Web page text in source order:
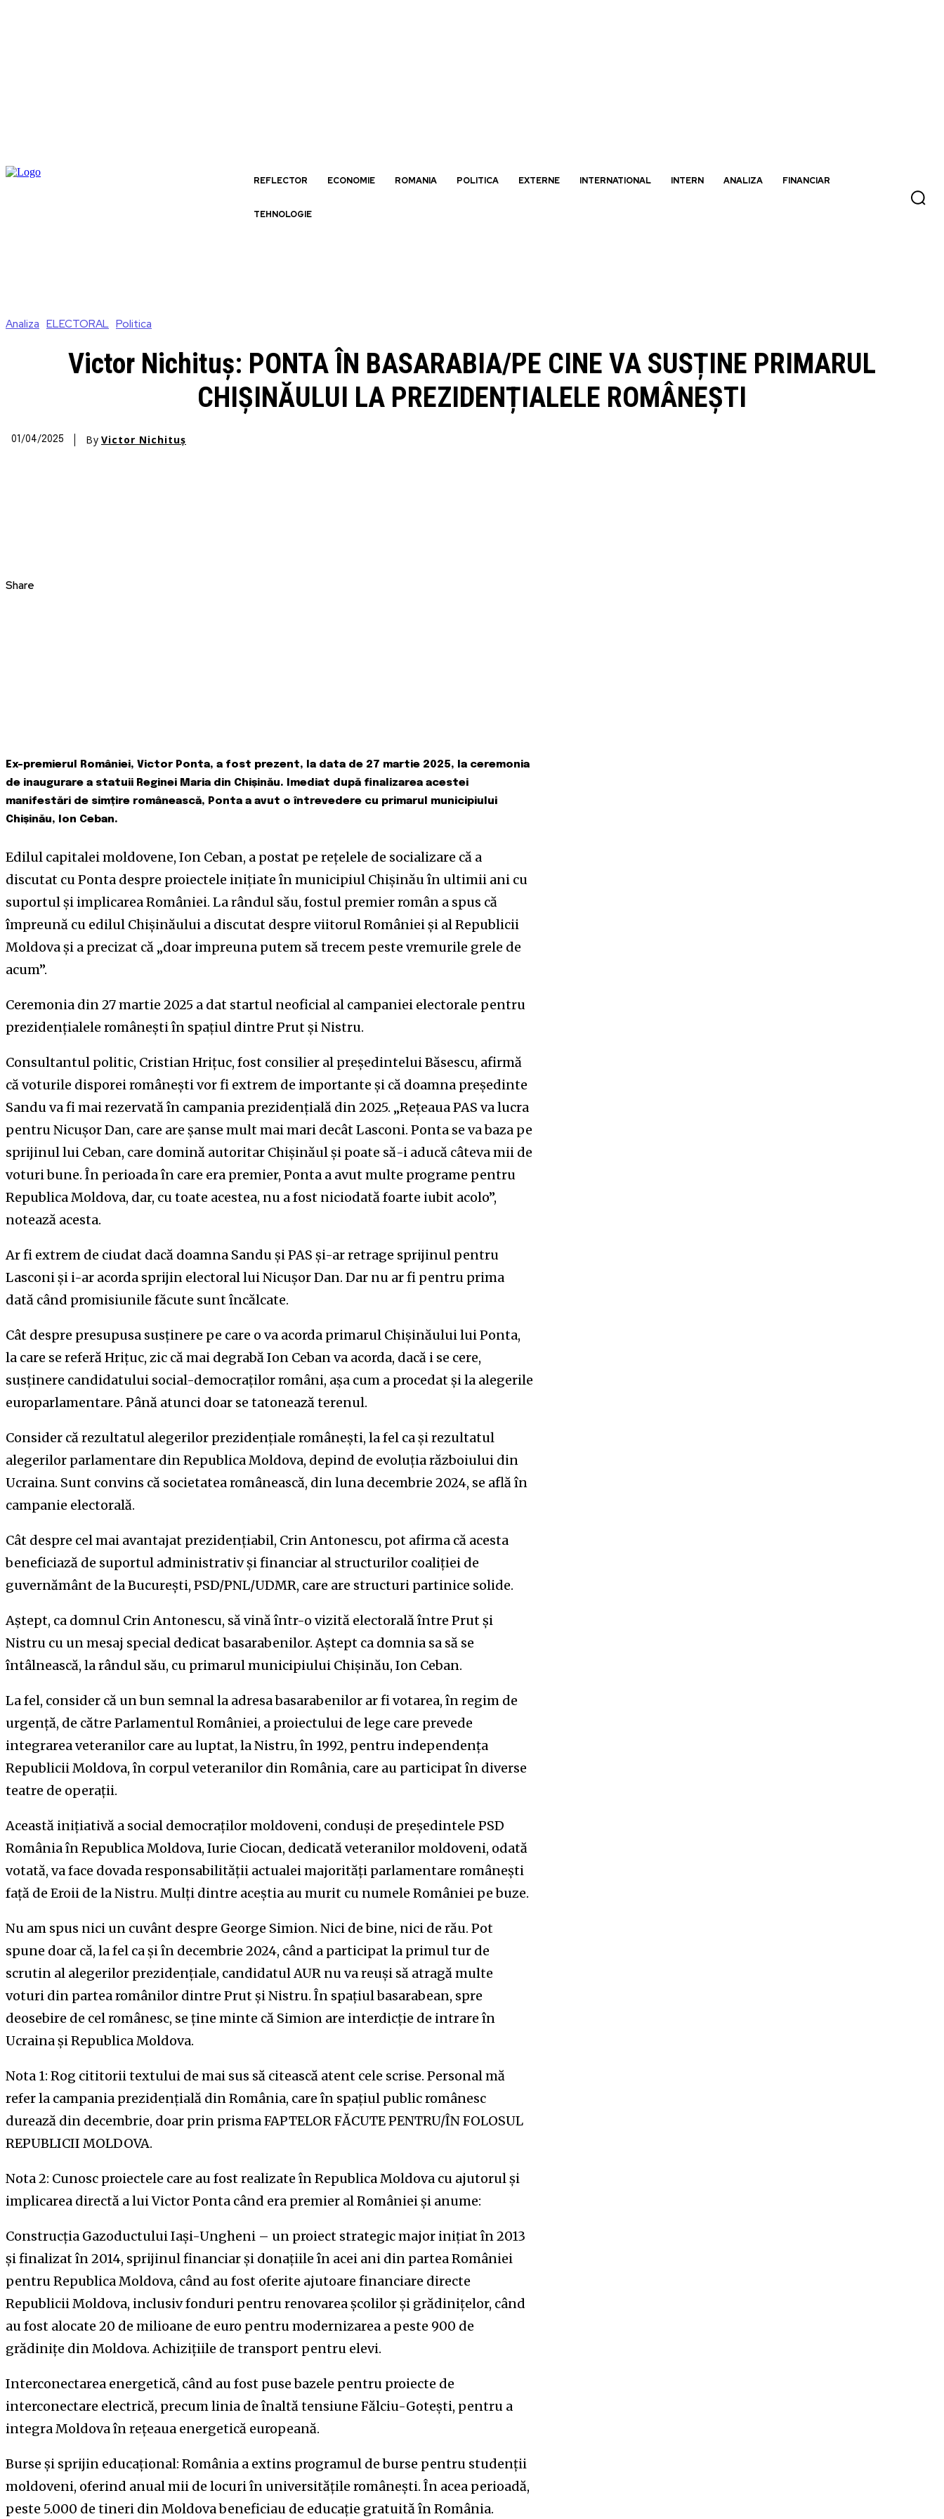
REFLECTOR ECONOMIE ROMANIA POLITICA EXTERNE INTERNATIONAL INTERN ANALIZA FINANCIAR
TEHNOLOGIE
Analiza ELECTORAL Politica
Victor Nichituș: PONTA ÎN BASARABIA/PE CINE VA SUSȚINE PRIMARUL
CHIȘINĂULUI LA PREZIDENȚIALELE ROMÂNEȘTI
01/04/2025 By Victor Nichituș
Share
Ex-premierul României, Victor Ponta, a fost prezent, la data de 27 martie 2025, la ceremonia
de inaugurare a statuii Reginei Maria din Chișinău. Imediat după finalizarea acestei
manifestări de simțire românească, Ponta a avut o întrevedere cu primarul municipiului
Chișinău, Ion Ceban.
Edilul capitalei moldovene, Ion Ceban, a postat pe rețelele de socializare că a
discutat cu Ponta despre proiectele inițiate în municipiul Chișinău în ultimii ani cu
suportul și implicarea României. La rândul său, fostul premier român a spus că
împreună cu edilul Chișinăului a discutat despre viitorul României și al Republicii
Moldova și a precizat că „doar impreuna putem să trecem peste vremurile grele de
acum”.
Ceremonia din 27 martie 2025 a dat startul neoficial al campaniei electorale pentru
prezidențialele românești în spațiul dintre Prut și Nistru.
Consultantul politic, Cristian Hrițuc, fost consilier al președintelui Băsescu, afirmă
că voturile disporei românești vor fi extrem de importante și că doamna președinte
Sandu va fi mai rezervată în campania prezidențială din 2025. „Rețeaua PAS va lucra
pentru Nicușor Dan, care are șanse mult mai mari decât Lasconi. Ponta se va baza pe
sprijinul lui Ceban, care domină autoritar Chișinăul și poate să-i aducă câteva mii de
voturi bune. În perioada în care era premier, Ponta a avut multe programe pentru
Republica Moldova, dar, cu toate acestea, nu a fost niciodată foarte iubit acolo”,
notează acesta.
Ar fi extrem de ciudat dacă doamna Sandu și PAS și-ar retrage sprijinul pentru
Lasconi și i-ar acorda sprijin electoral lui Nicușor Dan. Dar nu ar fi pentru prima
dată când promisiunile făcute sunt încălcate.
Cât despre presupusa susținere pe care o va acorda primarul Chișinăului lui Ponta,
la care se referă Hrițuc, zic că mai degrabă Ion Ceban va acorda, dacă i se cere,
susținere candidatului social-democraților români, așa cum a procedat și la alegerile
europarlamentare. Până atunci doar se tatonează terenul.
Consider că rezultatul alegerilor prezidențiale românești, la fel ca și rezultatul
alegerilor parlamentare din Republica Moldova, depind de evoluția războiului din
Ucraina. Sunt convins că societatea românească, din luna decembrie 2024, se află în
campanie electorală.
Cât despre cel mai avantajat prezidențiabil, Crin Antonescu, pot afirma că acesta
beneficiază de suportul administrativ și financiar al structurilor coaliției de
guvernământ de la București, PSD/PNL/UDMR, care are structuri partinice solide.
Aștept, ca domnul Crin Antonescu, să vină într-o vizită electorală între Prut și
Nistru cu un mesaj special dedicat basarabenilor. Aștept ca domnia sa să se
întâlnească, la rândul său, cu primarul municipiului Chișinău, Ion Ceban.
La fel, consider că un bun semnal la adresa basarabenilor ar fi votarea, în regim de
urgență, de către Parlamentul României, a proiectului de lege care prevede
integrarea veteranilor care au luptat, la Nistru, în 1992, pentru independența
Republicii Moldova, în corpul veteranilor din România, care au participat în diverse
teatre de operații.
Această inițiativă a social democraților moldoveni, conduși de președintele PSD
România în Republica Moldova, Iurie Ciocan, dedicată veteranilor moldoveni, odată
votată, va face dovada responsabilității actualei majorități parlamentare românești
față de Eroii de la Nistru. Mulți dintre aceștia au murit cu numele României pe buze.
Nu am spus nici un cuvânt despre George Simion. Nici de bine, nici de rău. Pot
spune doar că, la fel ca și în decembrie 2024, când a participat la primul tur de
scrutin al alegerilor prezidențiale, candidatul AUR nu va reuși să atragă multe
voturi din partea românilor dintre Prut și Nistru. În spațiul basarabean, spre
deosebire de cel românesc, se ține minte că Simion are interdicție de intrare în
Ucraina și Republica Moldova.
Nota 1: Rog cititorii textului de mai sus să citească atent cele scrise. Personal mă
refer la campania prezidențială din România, care în spațiul public românesc
durează din decembrie, doar prin prisma FAPTELOR FĂCUTE PENTRU/ÎN FOLOSUL
REPUBLICII MOLDOVA.
Nota 2: Cunosc proiectele care au fost realizate în Republica Moldova cu ajutorul și
implicarea directă a lui Victor Ponta când era premier al României și anume:
Construcția Gazoductului Iași-Ungheni – un proiect strategic major inițiat în 2013
și finalizat în2014, sprijinul financiar și donațiile în acei ani din partea României
pentru Republica Moldova, când au fost oferite ajutoare financiare directe
Republicii Moldova, inclusiv fonduri pentru renovarea școlilor și grădinițelor, când
au fost alocate 20 de milioane de euro pentru modernizarea a peste 900 de
grădinițe din Moldova. Achizițiile de transport pentru elevi.
Interconectarea energetică, când au fost puse bazele pentru proiecte de
interconectare electrică, precum linia de înaltă tensiune Fălciu-Gotești, pentru a
integra Moldova în rețeaua energetică europeană.
Burse și sprijin educațional: România a extins programul de burse pentru studenții
moldoveni, oferind anual mii de locuri în universitățile românești. În acea perioadă,
peste 5.000 de tineri din Moldova beneficiau de educație gratuită în România.